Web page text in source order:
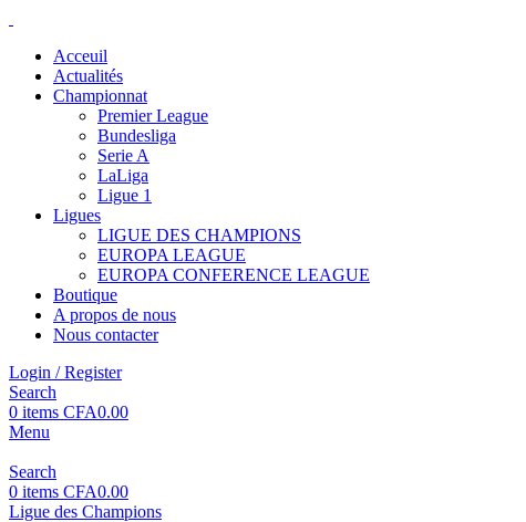
Acceuil
Actualités
Championnat
Premier League
Bundesliga
Serie A
LaLiga
Ligue 1
Ligues
LIGUE DES CHAMPIONS
EUROPA LEAGUE
EUROPA CONFERENCE LEAGUE
Boutique
A propos de nous
Nous contacter
Login / Register
Search
0 items CFA0.00
Menu
Search
0 items CFA0.00
Ligue des Champions